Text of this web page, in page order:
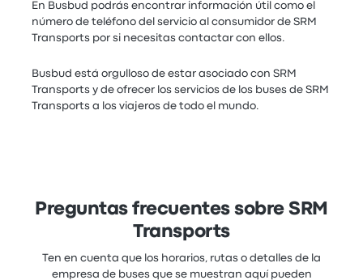
En Busbud podrás encontrar información útil como el
número de teléfono del servicio al consumidor de SRM
Transports por si necesitas contactar con ellos.
Busbud está orgulloso de estar asociado con SRM
Transports y de ofrecer los servicios de los buses de SRM
Transports a los viajeros de todo el mundo.
Preguntas frecuentes sobre SRM
Transports
Ten en cuenta que los horarios, rutas o detalles de la
empresa de buses que se muestran aquí pueden